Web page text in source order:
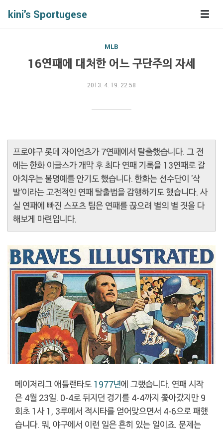
kini's Sportugese
MLB
16연패에 대처한 어느 구단주의 자세
2013. 4. 19. 22:58
프로야구 롯데 자이언츠가 7연패에서 탈출했습니다. 그 전
에는 한화 이글스가 개막 후 최다 연패 기록을 13연패로 갈
아치우는 불명예를 안기도 했습니다. 한화는 선수단이 '삭
발'이라는 고전적인 연패 탈출법을 감행하기도 했습니다. 사
실 연패에 빠진 스포츠 팀은 연패를 끊으려 별의 별 짓을 다
해보게 마련입니다.
메이저리그 애틀랜타도 1977년에 그랬습니다. 연패 시작
은 4월 23일. 0-4로 뒤지던 경기를 4-4까지 쫓아갔지만 9
회초 1사 1, 3루에서 적시타를 얻어맞으면서 4-6으로 패했
습니다. 뭐, 야구에서 이런 일은 흔히 있는 일이죠. 문제는